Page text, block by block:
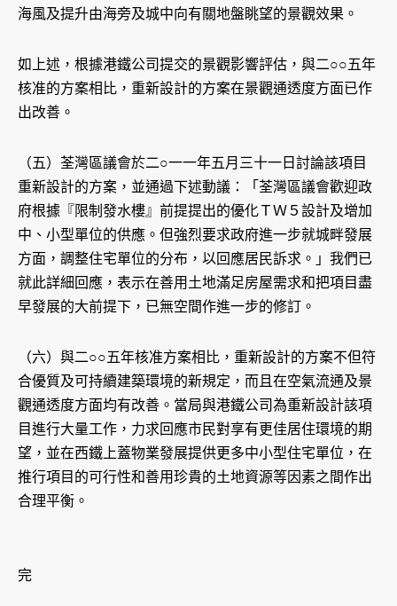
海風及提升由海旁及城中向有關地盤眺望的景觀效果。
如上述，根據港鐵公司提交的景觀影響評估，與二○○五年
核准的方案相比，重新設計的方案在景觀通透度方面已作
出改善。
（五）荃灣區議會於二○一一年五月三十一日討論該項目
重新設計的方案，並通過下述動議：「荃灣區議會歡迎政
府根據『限制發水樓』前提提出的優化ＴＷ５設計及增加
中、小型單位的供應。但強烈要求政府進一步就城畔發展
方面，調整住宅單位的分布，以回應居民訴求。」我們已
就此詳細回應，表示在善用土地滿足房屋需求和把項目盡
早發展的大前提下，已無空間作進一步的修訂。
（六）與二○○五年核准方案相比，重新設計的方案不但符
合優質及可持續建築環境的新規定，而且在空氣流通及景
觀通透度方面均有改善。當局與港鐵公司為重新設計該項
目進行大量工作，力求回應市民對享有更佳居住環境的期
望，並在西鐵上蓋物業發展提供更多中小型住宅單位，在
推行項目的可行性和善用珍貴的土地資源等因素之間作出
合理平衡。
完